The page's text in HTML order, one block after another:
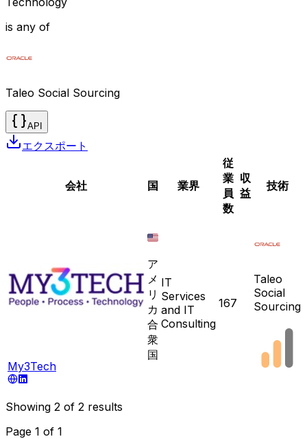
is any of
Taleo Social Sourcing
API
エクスポート
会社 国 業界
従
業
員
数
収
益
技術
My3Tech
ア
メ
リ
カ
合
衆
国
IT
Services
and IT
Consulting
167
Taleo
Social
Sourcing
Showing 2 of 2 results
Page 1 of 1